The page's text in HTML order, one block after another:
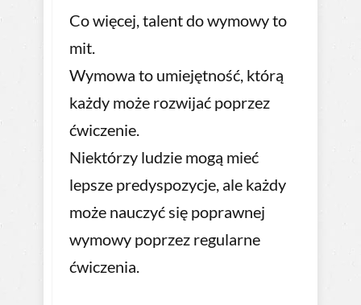
Co więcej, talent do wymowy to
mit.
Wymowa to umiejętność, którą
każdy może rozwijać poprzez
ćwiczenie.
Niektórzy ludzie mogą mieć
lepsze predyspozycje, ale każdy
może nauczyć się poprawnej
wymowy poprzez regularne
ćwiczenia.